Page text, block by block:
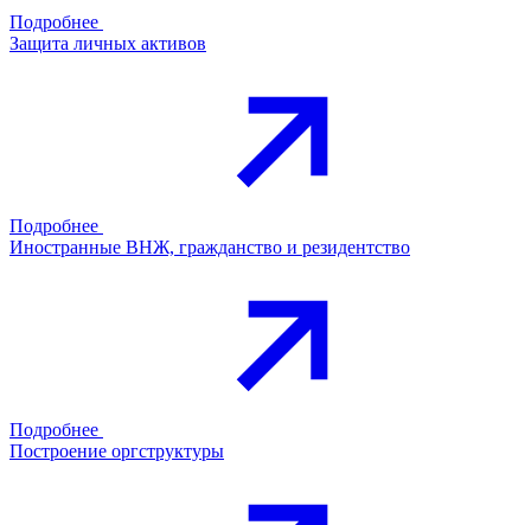
Подробнее
Защита личных активов
Подробнее
Иностранные ВНЖ, гражданство и резидентство
Подробнее
Построение оргструктуры